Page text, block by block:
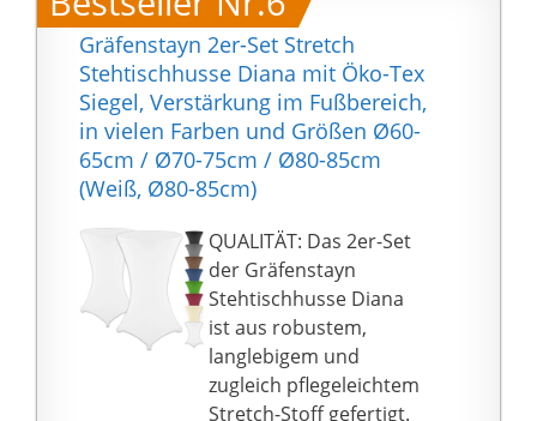
Riss. Kann viele Male
verwendet werden.
🌳Doppellagige,
elastische Oxford-
Fußtaschen: Unsere
schwarze Cocktail-
Tischdecke mit 4
doppellagigen,
elastischen Oxford-
Fußtaschen, passend
für hohe Tische mit 4
Beinen oder
quadratischer Basis.
Höhe und 4-Beinen
verwendet werden. Das
elastische Spandex-
Material und das
elastische
Taschendesign für 4-
Beine halten die
Tischdecke sicher an
Ort und Stelle, damit sie
besser sitzt und flach
bleibt, damit Ihre
passende Tischdecke
nicht verrutscht oder
sich im Wind aufbläht.
Gräfenstayn 2er-Set Stretch
Stehtischhusse Diana mit Öko-Tex
Siegel, Verstärkung im Fußbereich,
in vielen Farben und Größen Ø60-
65cm / Ø70-75cm / Ø80-85cm
(Weiß, Ø80-85cm)
QUALITÄT: Das 2er-Set
der Gräfenstayn
Stehtischhusse Diana
ist aus robustem,
langlebigem und
zugleich pflegeleichtem
Stretch-Stoff gefertigt.